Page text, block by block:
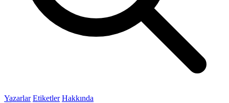
Yazarlar Etiketler Hakkında